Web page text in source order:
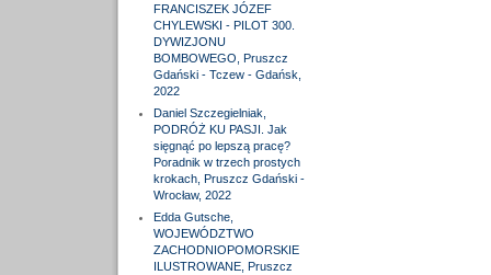
FRANCISZEK JÓZEF
CHYLEWSKI - PILOT 300.
DYWIZJONU
BOMBOWEGO, Pruszcz
Gdański - Tczew - Gdańsk,
2022
Daniel Szczegielniak,
PODRÓŻ KU PASJI. Jak
sięgnąć po lepszą pracę?
Poradnik w trzech prostych
krokach, Pruszcz Gdański -
Wrocław, 2022
Edda Gutsche,
WOJEWÓDZTWO
ZACHODNIOPOMORSKIE
ILUSTROWANE, Pruszcz